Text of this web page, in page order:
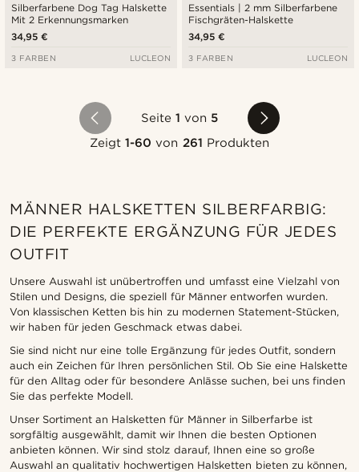
Silberfarbene Dog Tag Halskette
Mit 2 Erkennungsmarken
34,95 €
3 FARBEN LUCLEON
Essentials | 2 mm Silberfarbene
Fischgräten-Halskette
34,95 €
3 FARBEN LUCLEON
Seite 1 von 5
Zeigt1-60 von 261 Produkten
MÄNNER HALSKETTEN SILBERFARBIG:
DIE PERFEKTE ERGÄNZUNG FÜR JEDES
OUTFIT
Unsere Auswahl ist unübertroffen und umfasst eine Vielzahl von
Stilen und Designs, die speziell für Männer entworfen wurden.
Von klassischen Ketten bis hin zu modernen Statement-Stücken,
wir haben für jeden Geschmack etwas dabei.
Sie sind nicht nur eine tolle Ergänzung für jedes Outfit, sondern
auch ein Zeichen für Ihren persönlichen Stil. Ob Sie eine Halskette
für den Alltag oder für besondere Anlässe suchen, bei uns finden
Sie das perfekte Modell.
Unser Sortiment an Halsketten für Männer in Silberfarbe ist
sorgfältig ausgewählt, damit wir Ihnen die besten Optionen
anbieten können. Wir sind stolz darauf, Ihnen eine so große
Auswahl an qualitativ hochwertigen Halsketten bieten zu können,